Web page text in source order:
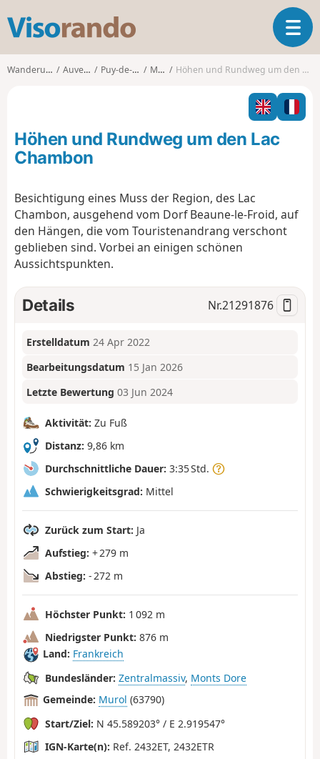
s
o
T
o
l
n
t
Wanderungen Auvergne Puy-de-Dôme Murol Höhen und Rundweg um den Lac Chambon
Höhen und Rundweg um den Lac
Chambon
Besichtigung eines Muss der Region, des Lac
Chambon, ausgehend vom Dorf Beaune-le-Froid, auf
den Hängen, die vom Touristenandrang verschont
geblieben sind. Vorbei an einigen schönen
Aussichtspunkten.
Details Nr.21291876
Erstelldatum 24 Apr 2022
Bearbeitungsdatum 15 Jan 2026
Letzte Bewertung 03 Jun 2024
Aktivität: Zu Fuß
Distanz: 9,86 km
Durchschnittliche Dauer: 3:35 Std.
Schwierigkeitsgrad: Mittel
Zurück zum Start: Ja
Aufstieg: + 279 m
Abstieg: - 272 m
Höchster Punkt: 1 092 m
Niedrigster Punkt: 876 m
Land: Frankreich
Bundesländer: Zentralmassiv, Monts Dore
Gemeinde: Murol (63790)
Start/Ziel: N 45.589203° / E 2.919547°
IGN-Karte(n): Ref. 2432ET, 2432ETR